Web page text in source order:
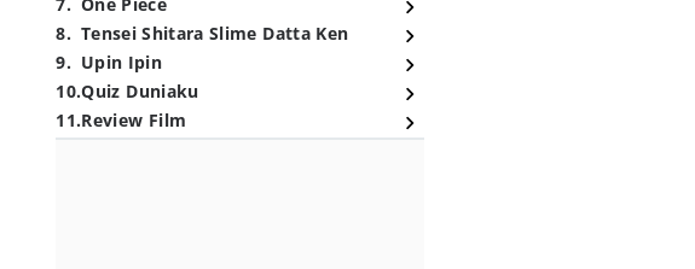
8. Tensei Shitara Slime Datta Ken
9. Upin Ipin
10.Quiz Duniaku
11.Review Film